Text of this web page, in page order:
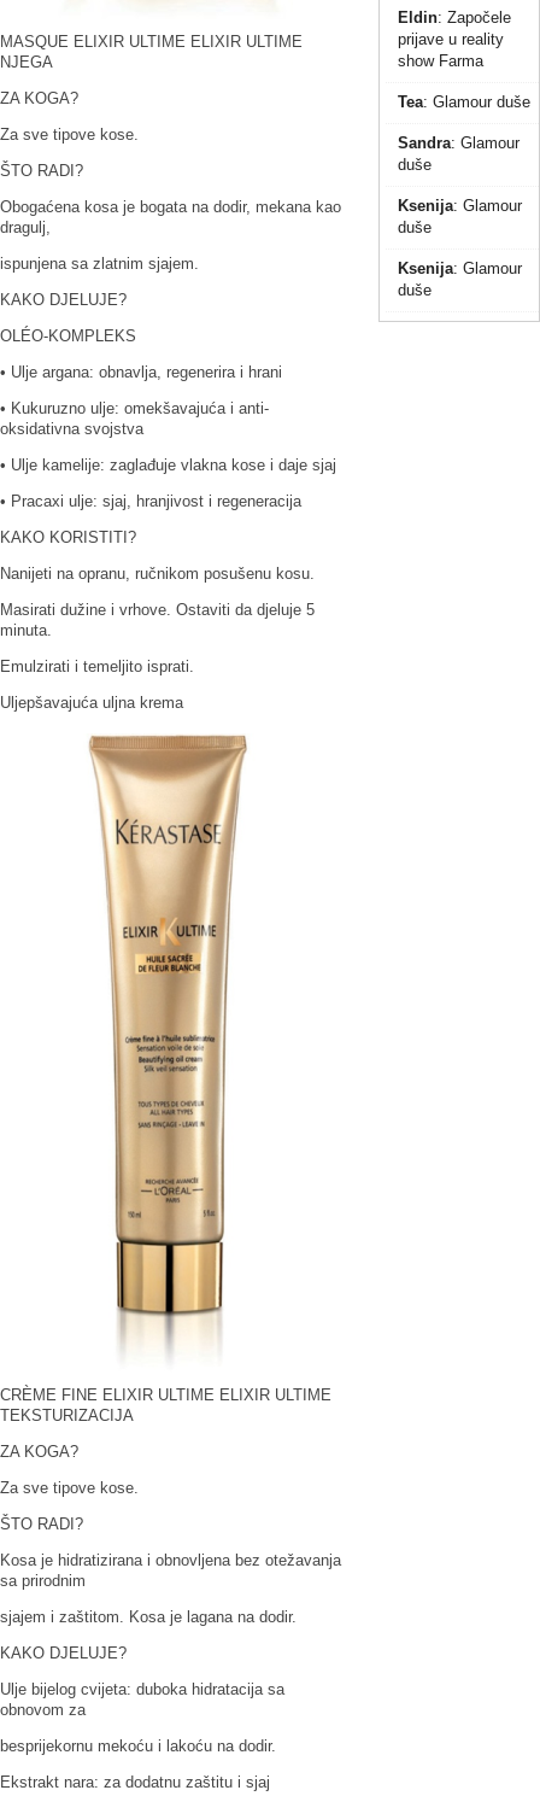
MASQUE ELIXIR ULTIME ELIXIR ULTIME
NJEGA
ZA KOGA?
Za sve tipove kose.
ŠTO RADI?
Obogaćena kosa je bogata na dodir, mekana kao
dragulj,
ispunjena sa zlatnim sjajem.
KAKO DJELUJE?
OLÉO-KOMPLEKS
• Ulje argana: obnavlja, regenerira i hrani
• Kukuruzno ulje: omekšavajuća i anti-
oksidativna svojstva
• Ulje kamelije: zaglađuje vlakna kose i daje sjaj
• Pracaxi ulje: sjaj, hranjivost i regeneracija
KAKO KORISTITI?
Nanijeti na opranu, ručnikom posušenu kosu.
Masirati dužine i vrhove. Ostaviti da djeluje 5
minuta.
Emulzirati i temeljito isprati.
Uljepšavajuća uljna krema
CRÈME FINE ELIXIR ULTIME ELIXIR ULTIME
TEKSTURIZACIJA
ZA KOGA?
Za sve tipove kose.
ŠTO RADI?
Kosa je hidratizirana i obnovljena bez otežavanja
sa prirodnim
sjajem i zaštitom. Kosa je lagana na dodir.
KAKO DJELUJE?
Ulje bijelog cvijeta: duboka hidratacija sa
obnovom za
besprijekornu mekoću i lakoću na dodir.
Ekstrakt nara: za dodatnu zaštitu i sjaj
Eldin: Započele
prijave u reality
show Farma
Tea: Glamour duše
Sandra: Glamour
duše
Ksenija: Glamour
duše
Ksenija: Glamour
duše